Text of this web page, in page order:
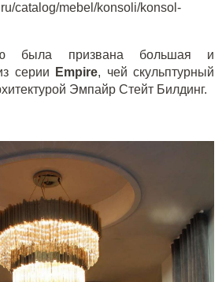
catalog/mebel/konsoli/konsol-
была призвана большая и
серии
Empire, чей скульптурный
Эмпайр Стейт Билдинг.